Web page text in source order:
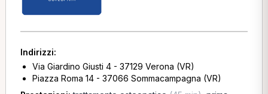
Indirizzi:
Via Giardino Giusti 4 - 37129 Verona (VR)
Piazza Roma 14 - 37066 Sommacampagna (VR)